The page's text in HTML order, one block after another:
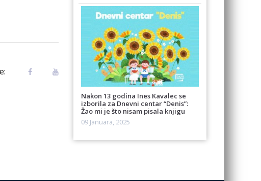
Nakon 13 godina Ines Kavalec se
izborila za Dnevni centar “Denis”:
Žao mi je što nisam pisala knjigu
09 Januara, 2025